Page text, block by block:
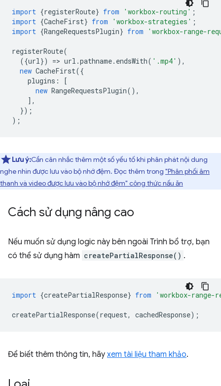
import {registerRoute} from 'workbox-routing' ;
import {CacheFirst} from 'workbox-strategies' ;
import {RangeRequestsPlugin} from 'workbox-range-
registerRoute(
({url}) => url .pathname. endsWith( '.mp4' ),
new CacheFirst({
plugins :
[
new RangeRequestsPlugin(),
],
});
);
Lưu ý:Cần cân nhắc thêm một số yếu tố khi phân phát nội dung
nghe nhìn được lưu vào bộ nhớ đệm. Đọc thêm trong "Phân phối âm
thanh và video được lưu vào bộ nhớ đệm" công thức nấu ăn
Cách sử dụng nâng cao
Nếu muốn sử dụng logic này bên ngoài Trình bổ trợ, bạn
có thể sử dụng hàm createPartialResponse() .
import {createPartialResponse} from 'workbox-range-
createPartialResponse(request, cachedResponse);
Để biết thêm thông tin, hãy xem tài liệu tham khảo.